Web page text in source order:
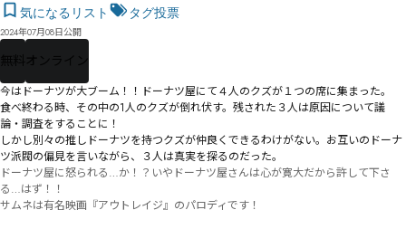
気になるリスト
タグ投票
2024年07月08日公開
無料 オンライン
今はドーナツが大ブーム！！ドーナツ屋にて４人のクズが１つの席に集まった。
食べ終わる時、その中の1人のクズが倒れ伏す。残された３人は原因について議
論・調査をすることに！
しかし別々の推しドーナツを持つクズが仲良くできるわけがない。お互いのドーナ
ツ派閥の偏見を言いながら、３人は真実を探るのだった。
ドーナツ屋に怒られる…か！？いやドーナツ屋さんは心が寛大だから許して下さ
る…はず！！
サムネは有名映画『アウトレイジ』のパロディです！